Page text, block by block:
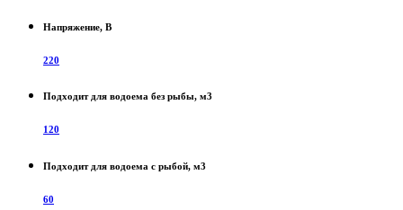
Напряжение, В
220
Подходит для водоема без рыбы, м3
120
Подходит для водоема с рыбой, м3
60